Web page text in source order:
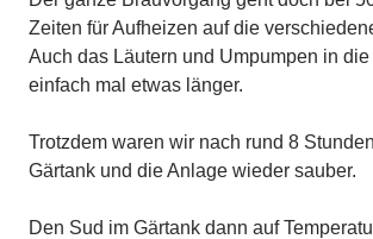
Zeiten für Aufheizen auf die
Auch das Läutern und Umpumpen in
einfach mal etwas länger.
Trotzdem waren wir nach rund 8
Gärtank und die Anlage wieder sauber.
Den Sud im Gärtank dann auf